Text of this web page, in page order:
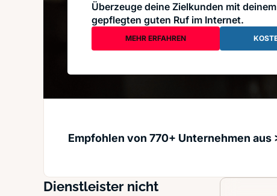
Überzeuge deine Zielkunden mit
gepflegten guten Ruf im Internet.
MEHR ERFAHREN
Empfohlen von 770+ Unternehmen aus
Dienstleister nicht